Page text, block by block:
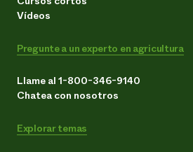
Vídeos
Pregunte a un experto en agricultura
Llame al 1-800-346-9140
Chatea con nosotros
Explorar temas